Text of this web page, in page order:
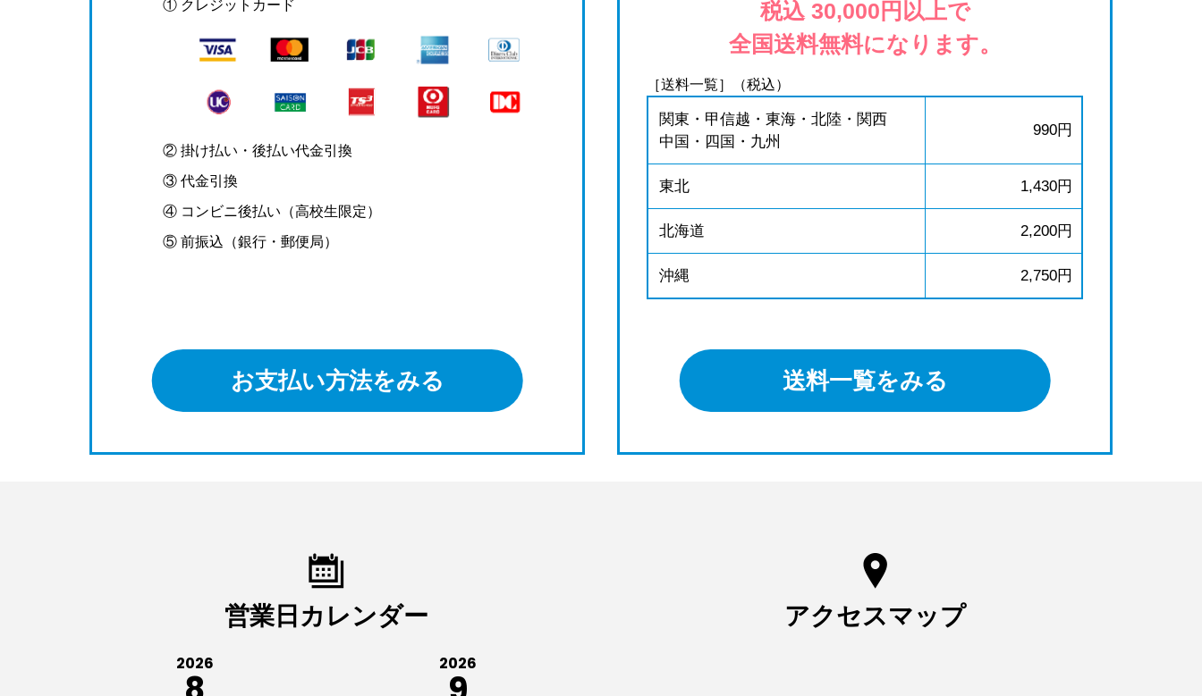
① クレジットカード
② 掛け払い・後払い代金引換
③ 代金引換
④ コンビニ後払い（高校生限定）
⑤ 前振込（銀行・郵便局）
お支払い方法をみる
税込 30,000円以上で
全国送料無料になります。
［送料一覧］（税込）
関東・甲信越・東海・北陸・関西
中国・四国・九州
990円
東北 1,430円
北海道 2,200円
沖縄 2,750円
送料一覧をみる
営業日カレンダー
2026 2026
アクセスマップ